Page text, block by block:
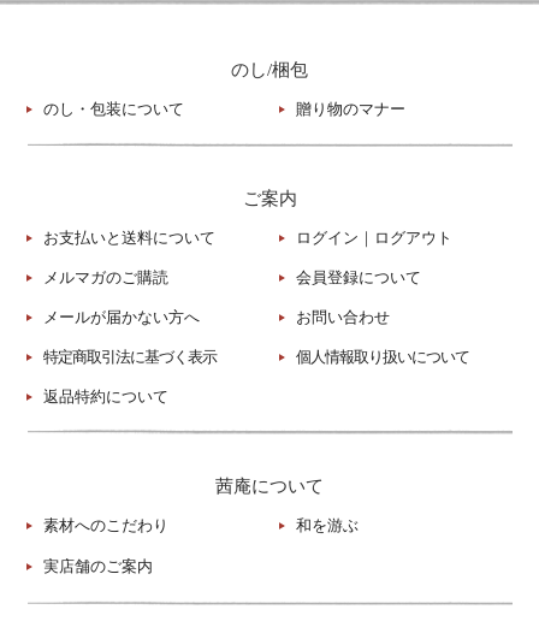
のし/梱包
のし・包装について 贈り物のマナー
ご案内
お支払いと送料について ログイン ｜ ログアウト
メルマガのご購読 会員登録について
メールが届かない方へ お問い合わせ
特定商取引法に基づく表示 個人情報取り扱いについて
返品特約について
茜庵について
素材へのこだわり 和を游ぶ
実店舗のご案内